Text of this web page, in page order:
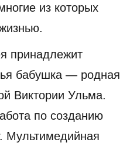
из которых
принадлежит
бабушка — родная
Виктории Ульма.
по созданию
Мультимедийная